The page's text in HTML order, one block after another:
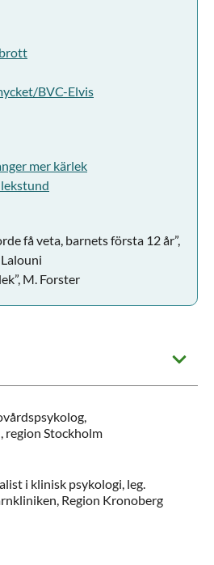
BVC-Elvis
mer kärlek
få veta, barnets första 12 år”,
M. Forster
region Stockholm
i klinisk psykologi, leg.
Region Kronoberg